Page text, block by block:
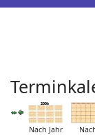
Nach Jahr